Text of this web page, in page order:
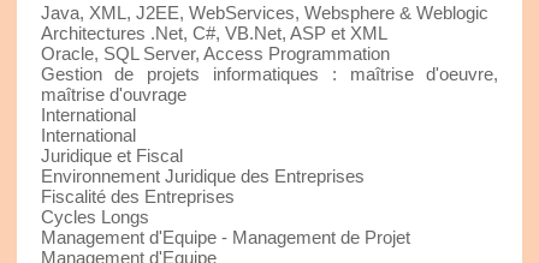
Java, XML, J2EE, WebServices, Websphere & Weblogic
Architectures .Net, C#, VB.Net, ASP et XML
Oracle, SQL Server, Access Programmation
Gestion de projets informatiques : maîtrise d'oeuvre,
maîtrise d'ouvrage
International
International
Juridique et Fiscal
Environnement Juridique des Entreprises
Fiscalité des Entreprises
Cycles Longs
Management d'Equipe - Management de Projet
Management d'Equipe